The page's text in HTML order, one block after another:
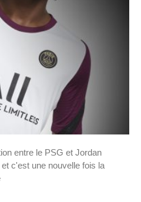
entre le PSG et Jordan
c'est une nouvelle fois la